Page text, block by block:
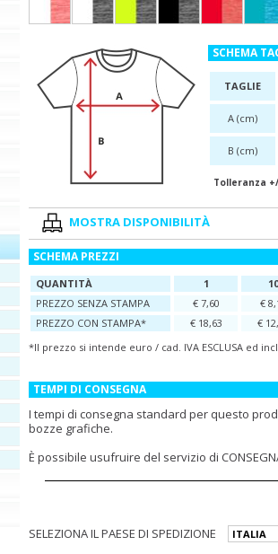
SCHEMA
TAGLIE
A (cm)
B (cm)
Tolleranza
MOSTRA DISPONIBILITÀ
SCHEMA PREZZI
QUANTITÀ 1 10
PREZZO SENZA STAMPA
€ 7,60 €
PREZZO CON STAMPA*
€ 18,63 €
*Il prezzo si intende euro / cad. IVA ESCLUSA ed
TEMPI DI CONSEGNA
I tempi di consegna standard per questo
bozze grafiche.
È possibile usufruire del servizio di
SELEZIONA IL PAESE DI SPEDIZIONE